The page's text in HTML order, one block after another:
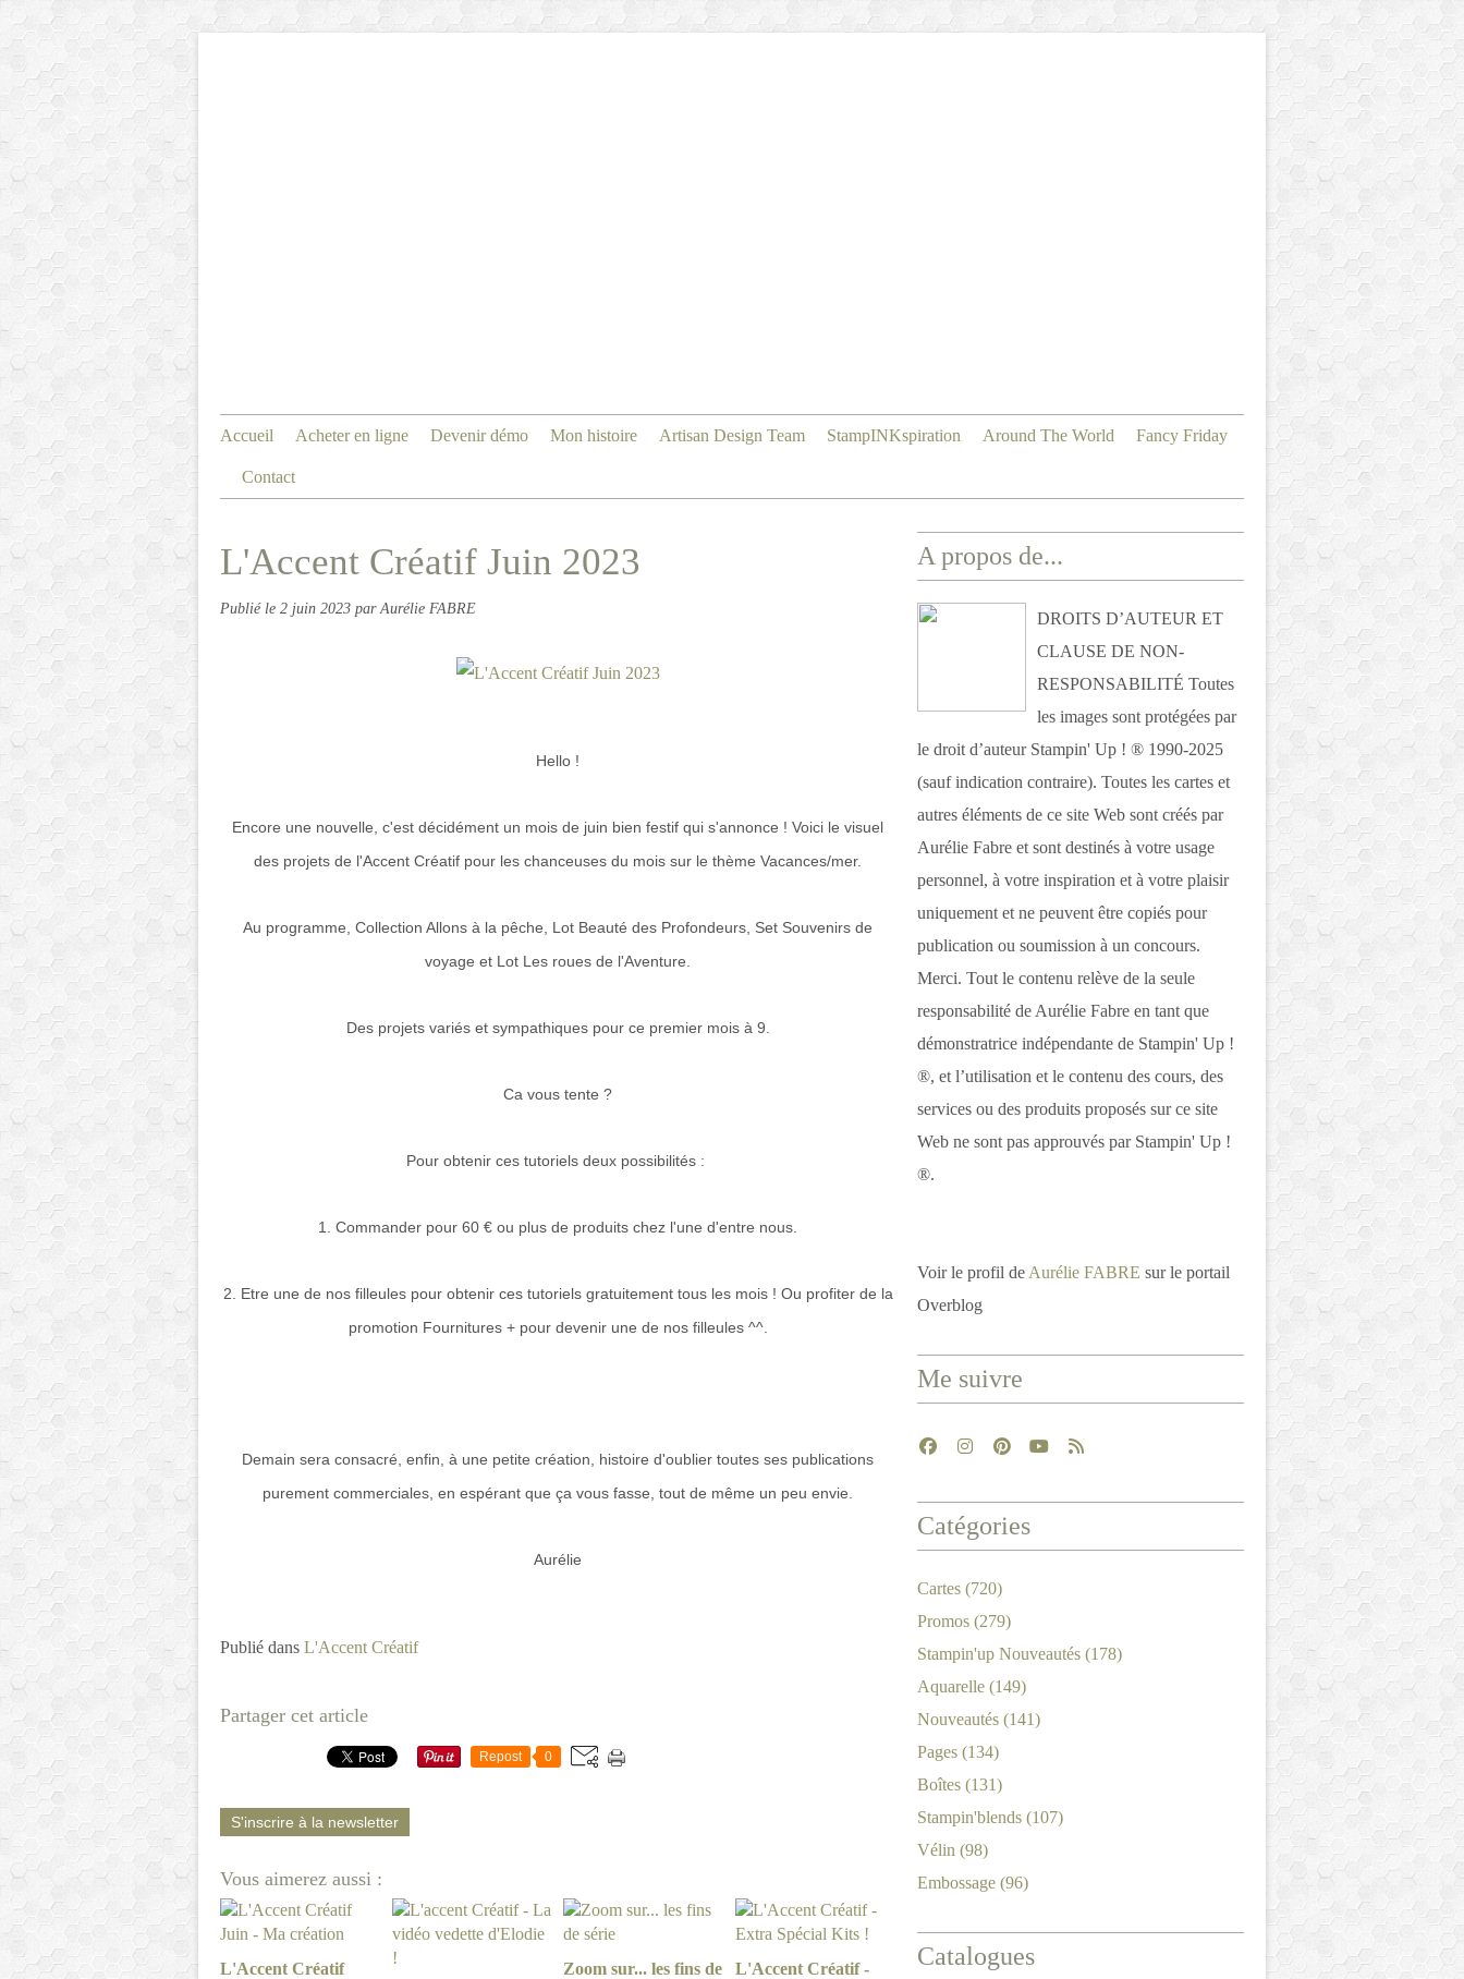
Accueil Acheter en ligne Devenir démo Mon histoire Artisan Design Team StampINKspiration Around The World Fancy Friday
Contact
L'Accent Créatif Juin 2023
Publié le 2 juin 2023 par Aurélie FABRE
Hello !
Encore une nouvelle, c'est décidément un mois de juin bien festif qui s'annonce ! Voici le visuel
des projets de l'Accent Créatif pour les chanceuses du mois sur le thème Vacances/mer.
Au programme, Collection Allons à la pêche, Lot Beauté des Profondeurs, Set Souvenirs de
voyage et Lot Les roues de l'Aventure.
Des projets variés et sympathiques pour ce premier mois à 9.
Ca vous tente ?
Pour obtenir ces tutoriels deux possibilités :
1. Commander pour 60 € ou plus de produits chez l'une d'entre nous.
2. Etre une de nos filleules pour obtenir ces tutoriels gratuitement tous les mois ! Ou profiter de la
promotion Fournitures + pour devenir une de nos filleules ^^.
Demain sera consacré, enfin, à une petite création, histoire d'oublier toutes ses publications
purement commerciales, en espérant que ça vous fasse, tout de même un peu envie.
Aurélie
Publié dans L'Accent Créatif
Partager cet article
Repost 0
S'inscrire à la newsletter
Vous aimerez aussi :
L'Accent Créatif
Zoom sur... les fins de
L'Accent Créatif -
A propos de...
DROITS D’AUTEUR ET
CLAUSE DE NON-
RESPONSABILITÉ Toutes
les images sont protégées par
le droit d’auteur Stampin' Up ! ® 1990-2025
(sauf indication contraire). Toutes les cartes et
autres éléments de ce site Web sont créés par
Aurélie Fabre et sont destinés à votre usage
personnel, à votre inspiration et à votre plaisir
uniquement et ne peuvent être copiés pour
publication ou soumission à un concours.
Merci. Tout le contenu relève de la seule
responsabilité de Aurélie Fabre en tant que
démonstratrice indépendante de Stampin' Up !
®, et l’utilisation et le contenu des cours, des
services ou des produits proposés sur ce site
Web ne sont pas approuvés par Stampin' Up !
®.
Voir le profil de Aurélie FABRE sur le portail
Overblog
Me suivre
Catégories
Cartes (720)
Promos (279)
Stampin'up Nouveautés (178)
Aquarelle (149)
Nouveautés (141)
Pages (134)
Boîtes (131)
Stampin'blends (107)
Vélin (98)
Embossage (96)
Catalogues